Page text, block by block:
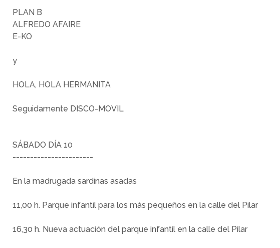
PLAN B
ALFREDO AFAIRE
E-KO
y
HOLA, HOLA HERMANITA
Seguidamente DISCO-MOVIL
SÁBADO DÍA 10
-----------------------
En la madrugada sardinas asadas
11,00 h. Parque infantil para los más pequeños en la calle del Pilar
16,30 h. Nueva actuación del parque infantil en la calle del Pilar